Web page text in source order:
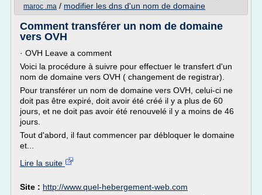
maroc .ma / modifier les dns d'un nom de domaine
Comment transférer un nom de domaine
vers OVH
· OVH Leave a comment
Voici la procédure à suivre pour effectuer le transfert d'un
nom de domaine vers OVH ( changement de registrar).
Pour transférer un nom de domaine vers OVH, celui-ci ne
doit pas être expiré, doit avoir été créé il y a plus de 60
jours, et ne doit pas avoir été renouvelé il y a moins de 46
jours.
Tout d'abord, il faut commencer par débloquer le domaine
et...
Lire la suite
Site : http://www.quel-hebergement-web.com